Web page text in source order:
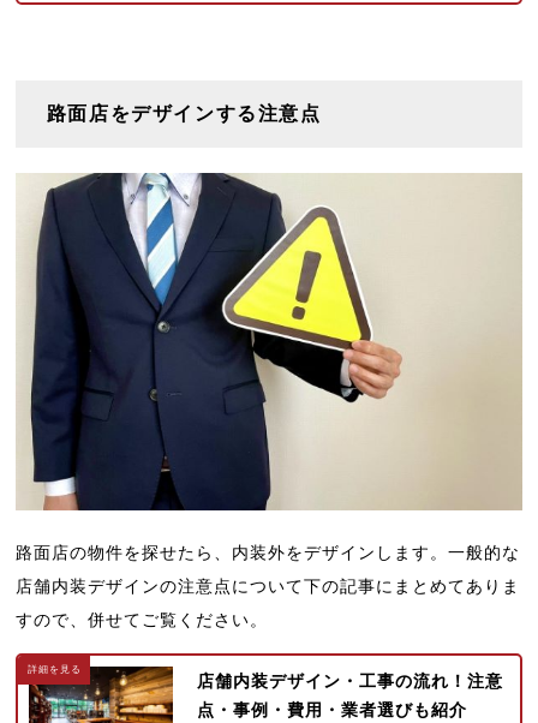
路面店をデザインする注意点
路面店の物件を探せたら、内装外をデザインします。一般的な
店舗内装デザインの注意点について下の記事にまとめてありま
すので、併せてご覧ください。
店舗内装デザイン・工事の流れ！注意
点・事例・費用・業者選びも紹介